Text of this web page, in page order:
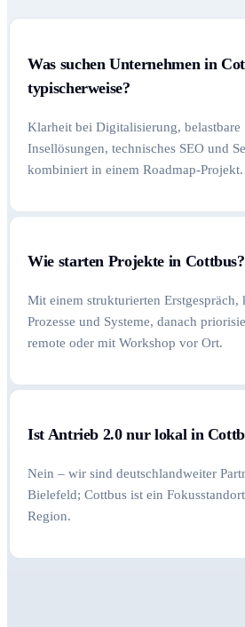
Was suchen Unternehmen in
typischerweise?
Klarheit bei Digitalisierung, belastbare
Insellösungen, technisches SEO und
kombiniert in einem Roadmap-Projekt.
Wie starten Projekte in Cottbus?
Mit einem strukturierten Erstgespräch,
Prozesse und Systeme, danach
remote oder mit Workshop vor Ort.
Ist Antrieb 2.0 nur lokal in
Nein – wir sind deutschlandweiter
Bielefeld; Cottbus ist ein
Region.